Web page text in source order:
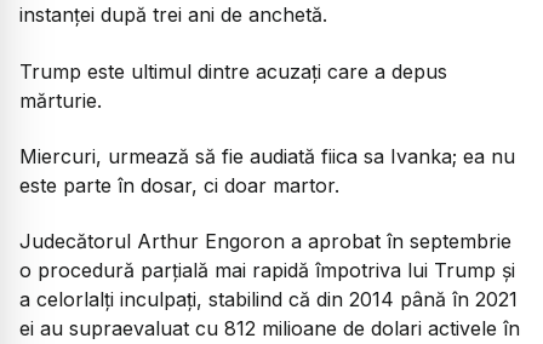
instanţei după trei ani de anchetă.
Trump este ultimul dintre acuzaţi care a depus
mărturie.
Miercuri, urmează să fie audiată fiica sa Ivanka; ea nu
este parte în dosar, ci doar martor.
Judecătorul Arthur Engoron a aprobat în septembrie
o procedură parţială mai rapidă împotriva lui Trump şi
a celorlalţi inculpaţi, stabilind că din 2014 până în 2021
ei au supraevaluat cu 812 milioane de dolari activele în